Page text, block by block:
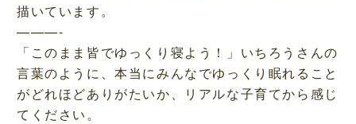
描いています。
———-
「このまま皆でゆっくり寝よう！」いちろうさんの
言葉のように、本当にみんなでゆっくり眠れること
がどれほどありがたいか、リアルな子育てから感じ
てください。